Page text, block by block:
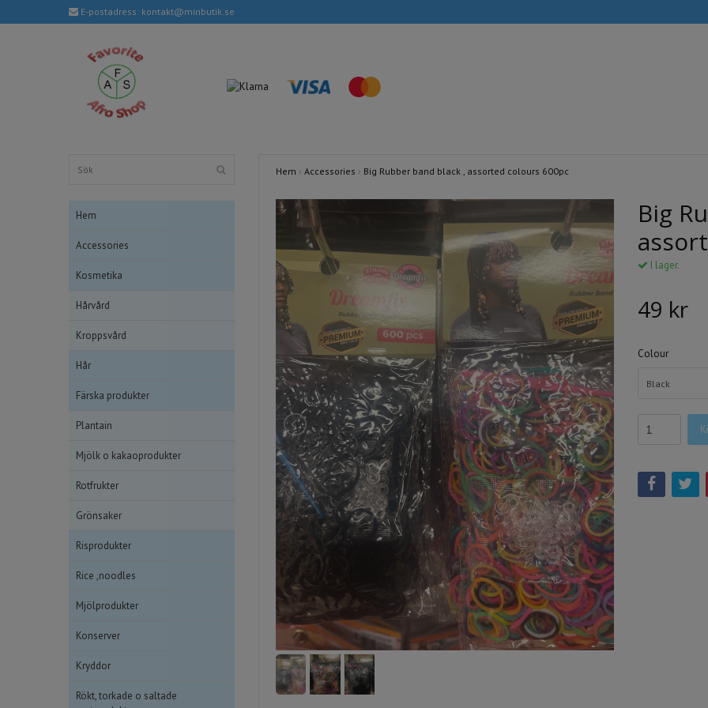
E-postadress: kontakt@minbutik.se
Hem
Accessories
Kosmetika
Hårvård
Kroppsvård
Hår
Färska produkter
Plantain
Mjölk o kakaoprodukter
Rotfrukter
Grönsaker
Risprodukter
Rice ,noodles
Mjölprodukter
Konserver
Kryddor
Rökt, torkade o saltade
Hem › Accessories › Big Rubber band black , assorted colours 600pc
Big
I lager.
49 kr
Colour
Black